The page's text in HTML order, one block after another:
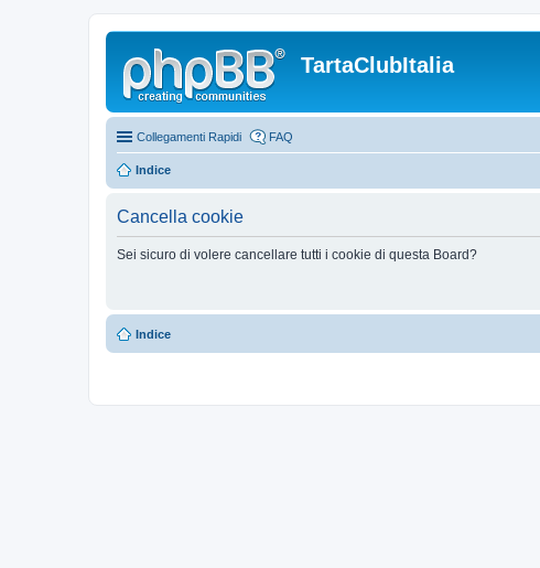
TartaClubItalia
Collegamenti Rapidi FAQ
Indice
Cancella cookie
Sei sicuro di volere cancellare tutti i cookie di questa Board?
Indice